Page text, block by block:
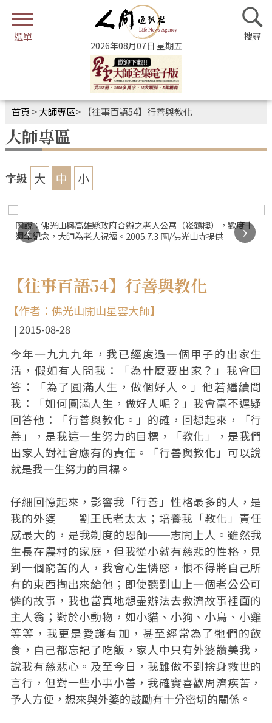
2026年08月07日 星期五
首頁 >大師專區> 【往事百語54】行善與教化
大師專區
字級 大 中 小
圖說：佛光山與高雄縣政府合辦之老人公寓（崧鶴樓），歡度十
週年紀念，大師為老人祝福。2005.7.3 圖/佛光山寺提供
‹ ›
【往事百語54】行善與教化
【作者：佛光山開山星雲大師】
2015-08-28
今年一九九九年，我已經度過一個甲子的出家生
活，假如有人問我：「為什麼要出家？」我會回
答：「為了圓滿人生，做個好人。」他若繼續問
我：「如何圓滿人生，做好人呢？」我會毫不遲疑
回答他：「行善與教化。」的確，回想起來，「行
善」，是我這一生努力的目標，「教化」，是我們
出家人對社會應有的責任。「行善與教化」可以說
就是我一生努力的目標。
仔細回憶起來，影響我「行善」性格最多的人，是
我的外婆──劉王氏老太太；培養我「教化」責任
感最大的，是我剃度的恩師──志開上人。雖然我
生長在農村的家庭，但我從小就有慈悲的性格，見
到一個窮苦的人，我會心生憐愍，恨不得將自己所
有的東西掏出來給他；即使聽到山上一個老公公可
憐的故事，我也當真地想盡辦法去救濟故事裡面的
主人翁；對於小動物，如小貓、小狗、小鳥、小雞
等等，我更是愛護有加，甚至經常為了牠們的飲
食，自己都忘記了吃飯，家人中只有外婆讚美我，
說我有慈悲心。及至今日，我雖做不到捨身救世的
言行，但對一些小事小善，我確實喜歡周濟疾苦，
予人方便，想來與外婆的鼓勵有十分密切的關係。